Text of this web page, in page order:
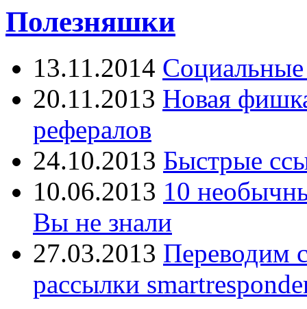
Полезняшки
13.11.2014 Социальные
20.11.2013 Новая
рефералов
24.10.2013 Быстрые
10.06.2013 10
Вы не знали
27.03.2013 Переводим
рассылки